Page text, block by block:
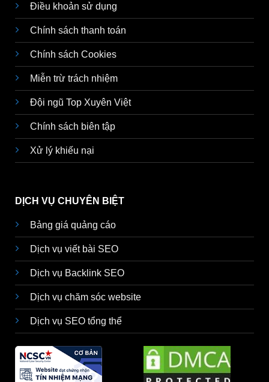
Điều khoản sử dụng
Chính sách thanh toán
Chính sách Cookies
Miễn trừ trách nhiệm
Đội ngũ Top Xuyên Việt
Chính sách biên tập
Xử lý khiếu nại
DỊCH VỤ CHUYÊN BIỆT
Bảng giá quảng cáo
Dịch vụ viết bài SEO
Dịch vụ Backlink SEO
Dịch vụ chăm sóc website
Dịch vụ SEO tổng thể